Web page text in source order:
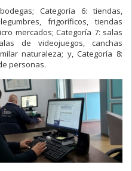
Categoría 6: tiendas,
frigoríficos, tiendas
mercados; Categoría 7: salas
de videojuegos, canchas
naturaleza; y, Categoría 8:
personas.